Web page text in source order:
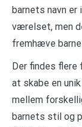
barnets navn
værelset, men
fremhæve
Der findes flere
at skabe en
mellem
barnets stil og